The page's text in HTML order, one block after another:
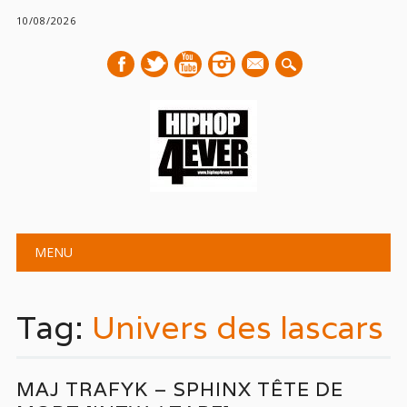
10/08/2026
mail
Main menu
MENU
Tag: Univers des lascars
MAJ TRAFYK – SPHINX TÊTE DE